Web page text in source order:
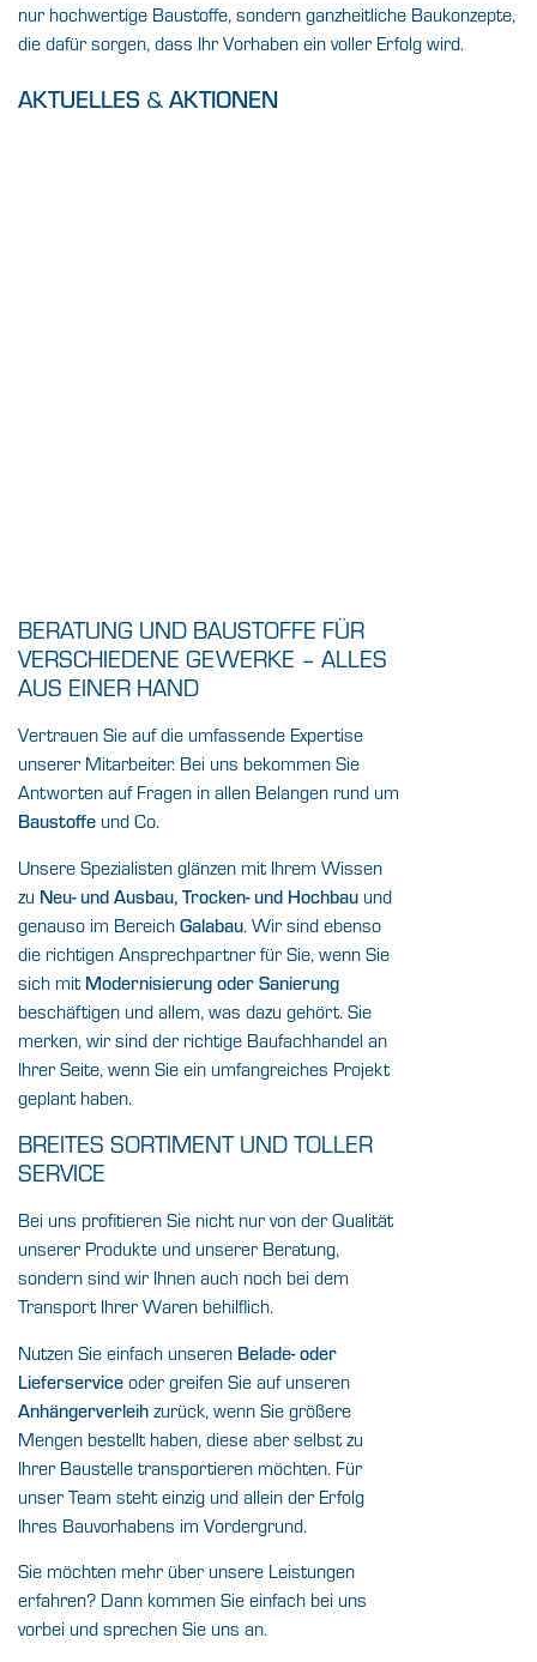
nur hochwertige Baustoffe, sondern ganzheitliche Baukonzepte,
die dafür sorgen, dass Ihr Vorhaben ein voller Erfolg wird.
AKTUELLES & AKTIONEN
BERATUNG UND BAUSTOFFE FÜR
VERSCHIEDENE GEWERKE – ALLES
AUS EINER HAND
Vertrauen Sie auf die umfassende Expertise
unserer Mitarbeiter. Bei uns bekommen Sie
Antworten auf Fragen in allen Belangen rund um
Baustoffe und Co.
Unsere Spezialisten glänzen mit Ihrem Wissen
zu Neu- und Ausbau, Trocken- und Hochbau und
genauso im Bereich Galabau. Wir sind ebenso
die richtigen Ansprechpartner für Sie, wenn Sie
sich mit Modernisierung oder Sanierung
beschäftigen und allem, was dazu gehört. Sie
merken, wir sind der richtige Baufachhandel an
Ihrer Seite, wenn Sie ein umfangreiches Projekt
geplant haben.
BREITES SORTIMENT UND TOLLER
SERVICE
Bei uns profitieren Sie nicht nur von der Qualität
unserer Produkte und unserer Beratung,
sondern sind wir Ihnen auch noch bei dem
Transport Ihrer Waren behilflich.
Nutzen Sie einfach unseren Belade- oder
Lieferservice oder greifen Sie auf unseren
Anhängerverleih zurück, wenn Sie größere
Mengen bestellt haben, diese aber selbst zu
Ihrer Baustelle transportieren möchten. Für
unser Team steht einzig und allein der Erfolg
Ihres Bauvorhabens im Vordergrund.
Sie möchten mehr über unsere Leistungen
erfahren? Dann kommen Sie einfach bei uns
vorbei und sprechen Sie uns an.